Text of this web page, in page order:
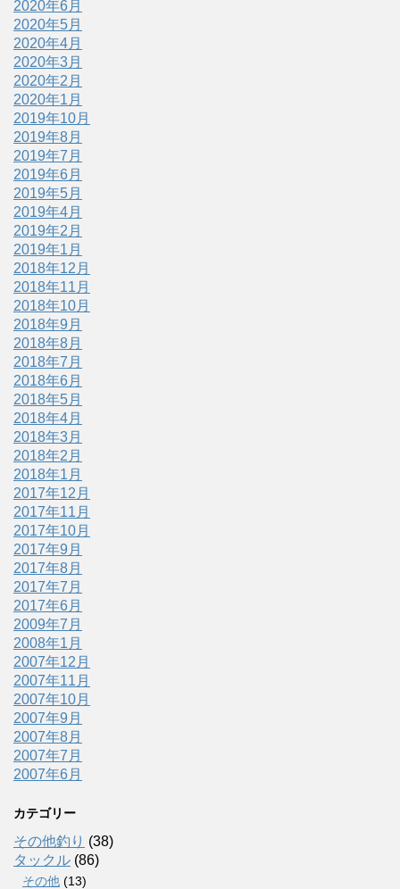
2020年6月
2020年5月
2020年4月
2020年3月
2020年2月
2020年1月
2019年10月
2019年8月
2019年7月
2019年6月
2019年5月
2019年4月
2019年2月
2019年1月
2018年12月
2018年11月
2018年10月
2018年9月
2018年8月
2018年7月
2018年6月
2018年5月
2018年4月
2018年3月
2018年2月
2018年1月
2017年12月
2017年11月
2017年10月
2017年9月
2017年8月
2017年7月
2017年6月
2009年7月
2008年1月
2007年12月
2007年11月
2007年10月
2007年9月
2007年8月
2007年7月
2007年6月
カテゴリー
その他釣り (38)
タックル (86)
その他 (13)